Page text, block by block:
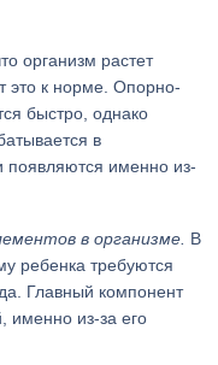
организм растет
это к норме. Опорно-
быстро, однако
в
появляются именно из-
в организме. В
ребенка требуются
Главный компонент
именно из-за его